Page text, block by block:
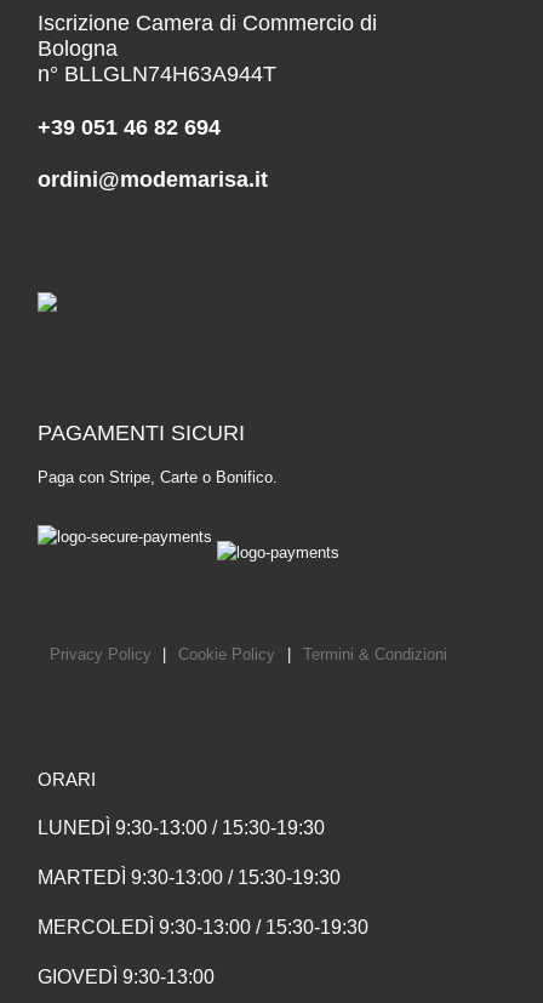
Iscrizione Camera di Commercio di
Bologna
n° BLLGLN74H63A944T
+39 051 46 82 694
ordini@modemarisa.it
PAGAMENTI SICURI
Paga con Stripe, Carte o Bonifico.
Privacy Policy Cookie Policy Termini & Condizioni
ORARI
LUNEDÌ 9:30-13:00 / 15:30-19:30
MARTEDÌ 9:30-13:00 / 15:30-19:30
MERCOLEDÌ 9:30-13:00 / 15:30-19:30
GIOVEDÌ 9:30-13:00